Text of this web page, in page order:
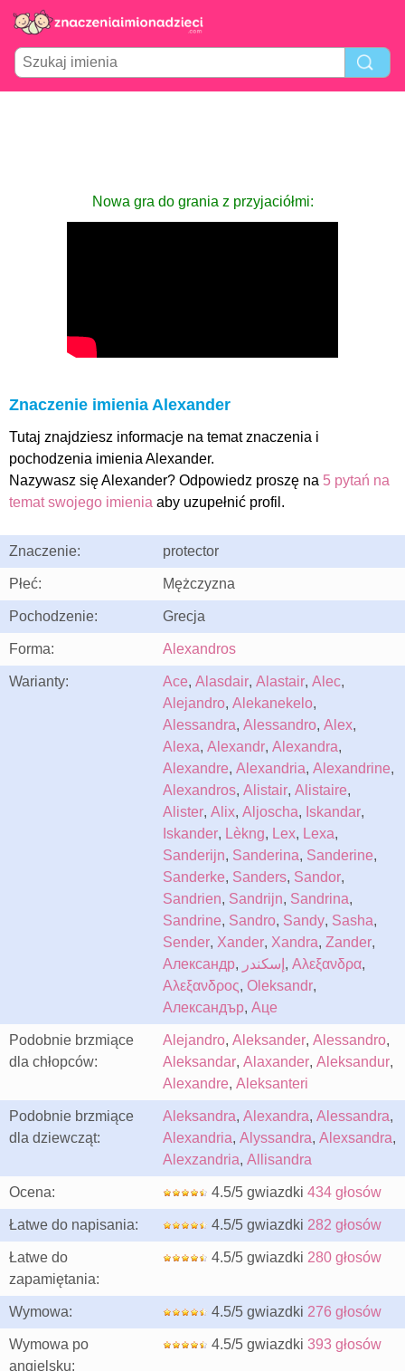
Nowa gra do grania z przyjaciółmi:
Znaczenie imienia Alexander
Tutaj znajdziesz informacje na temat znaczenia i
pochodzenia imienia Alexander.
Nazywasz się Alexander? Odpowiedz proszę na 5 pytań na
temat swojego imienia aby uzupełnić profil.
Znaczenie: protector
Płeć: Mężczyzna
Pochodzenie: Grecja
Forma: Alexandros
Warianty: Ace, Alasdair, Alastair, Alec,
Alejandro, Alekanekelo,
Alessandra, Alessandro, Alex,
Alexa, Alexandr, Alexandra,
Alexandre, Alexandria, Alexandrine,
Alexandros, Alistair, Alistaire,
Alister, Alix, Aljoscha, Iskandar,
Iskander, Lèkng, Lex, Lexa,
Sanderijn, Sanderina, Sanderine,
Sanderke, Sanders, Sandor,
Sandrien, Sandrijn, Sandrina,
Sandrine, Sandro, Sandy, Sasha,
Sender, Xander, Xandra, Zander,
Александр, إسكندر , Αλεξανδρα,
Αλεξανδρος, Oleksandr,
Александър, Аце
Podobnie brzmiące
dla chłopców:
Alejandro, Aleksander, Alessandro,
Aleksandar, Alaxander, Aleksandur,
Alexandre, Aleksanteri
Podobnie brzmiące
dla dziewcząt:
Aleksandra, Alexandra, Alessandra,
Alexandria, Alyssandra, Alexsandra,
Alexzandria, Allisandra
Ocena: 4.5/5 gwiazdki 434 głosów
Łatwe do napisania: 4.5/5 gwiazdki 282 głosów
Łatwe do
zapamiętania:
4.5/5 gwiazdki 280 głosów
Wymowa: 4.5/5 gwiazdki 276 głosów
Wymowa po
angielsku:
4.5/5 gwiazdki 393 głosów